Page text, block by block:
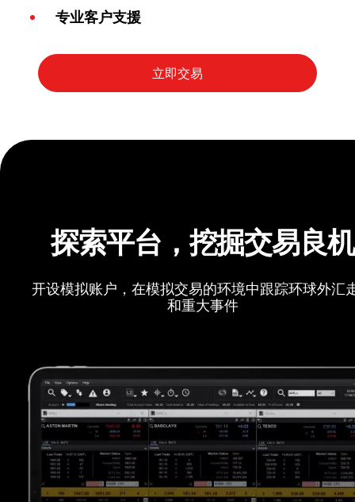
专业客户支援
探索平台，挖掘交易良机
开设模拟账户，在模拟交易的环境中跟踪环球外汇
和重大事件